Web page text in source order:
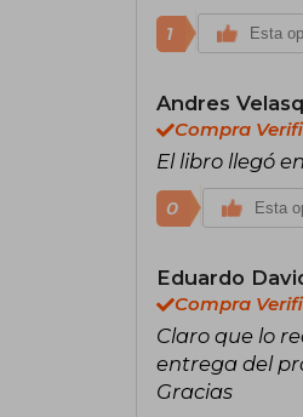
1 Esta
Andres
Compra
El libro llegó
0 Esta
Eduardo
Compra
Claro que lo
entrega del
Gracias